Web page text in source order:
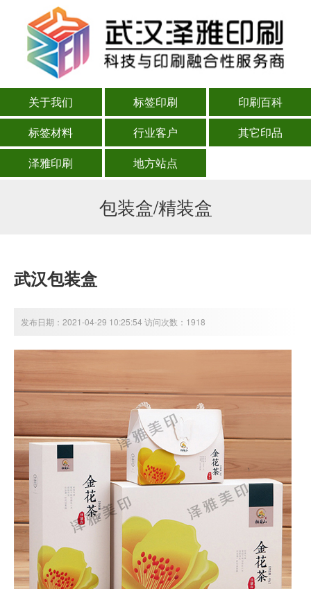
关于我们 标签印刷
印刷百科
标签材料
行业客户
其它印品
泽雅印刷
地方站点
包装盒/精装盒
武汉包装盒
发布日期：2021-04-29 10:25:54 访问次数：1918